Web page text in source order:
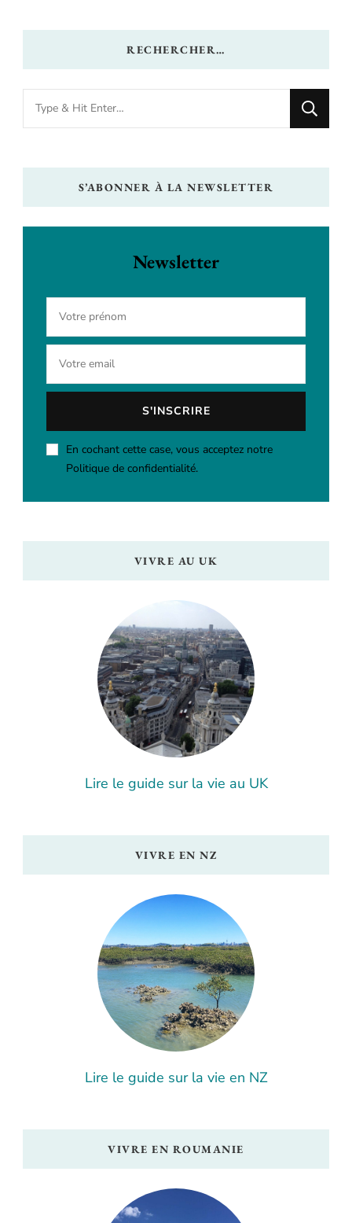
RECHERCHER…
Looking
for
S’ABONNER À LA NEWSLETTER
Newsletter
En cochant cette case, vous acceptez notre
Politique de confidentialité.
VIVRE AU UK
Lire le guide sur la vie au UK
VIVRE EN NZ
Lire le guide sur la vie en NZ
VIVRE EN ROUMANIE